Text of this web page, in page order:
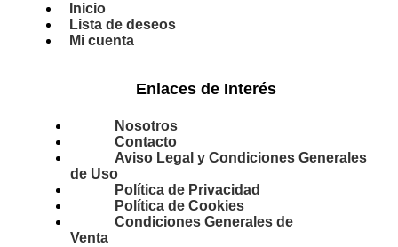
Inicio
Lista de deseos
Mi cuenta
Enlaces de Interés
Nosotros
Contacto
Aviso Legal y Condiciones Generales
de Uso
Política de Privacidad
Política de Cookies
Condiciones Generales de
Venta